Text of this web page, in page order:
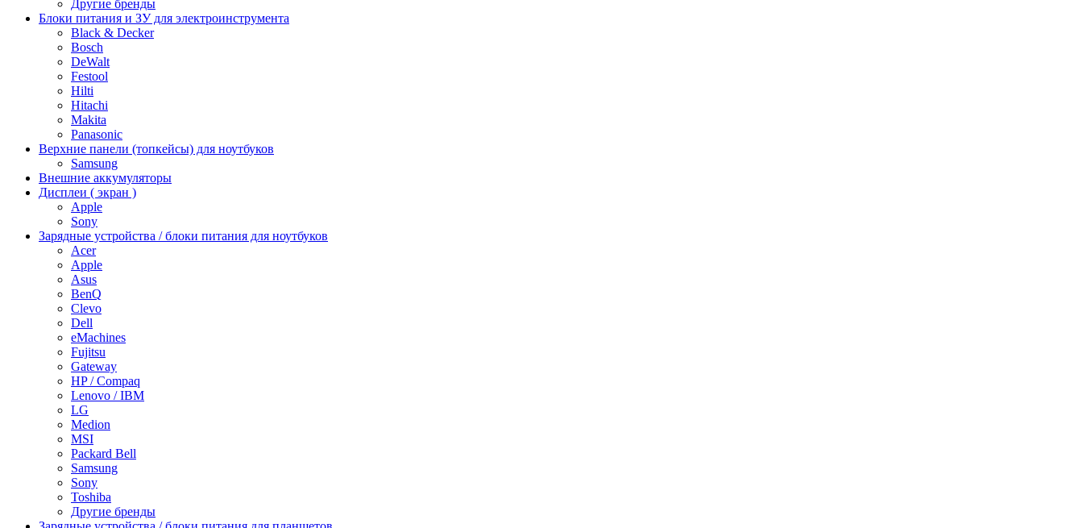
Другие бренды
Блоки питания и ЗУ для электроинструмента
Black & Decker
Bosch
DeWalt
Festool
Hilti
Hitachi
Makita
Panasonic
Верхние панели (топкейсы) для ноутбуков
Samsung
Внешние аккумуляторы
Дисплеи ( экран )
Apple
Sony
Зарядные устройства / блоки питания для ноутбуков
Acer
Apple
Asus
BenQ
Clevo
Dell
eMachines
Fujitsu
Gateway
HP / Compaq
Lenovo / IBM
LG
Medion
MSI
Packard Bell
Samsung
Sony
Toshiba
Другие бренды